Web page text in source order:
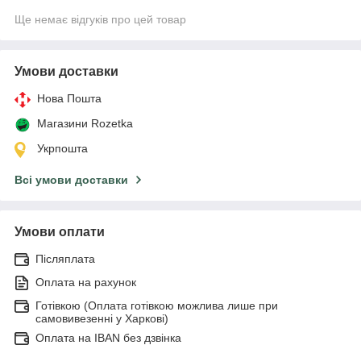
Ще немає відгуків про цей товар
Умови доставки
Нова Пошта
Магазини Rozetka
Укрпошта
Всі умови доставки
Умови оплати
Післяплата
Оплата на рахунок
Готівкою (Оплата готівкою можлива лише при
самовивезенні у Харкові)
Оплата на IBAN без дзвінка